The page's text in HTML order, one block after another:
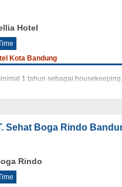
Hotel
Kota Bandung
1 tahun sebagai
Sehat Boga Rindo
Rindo